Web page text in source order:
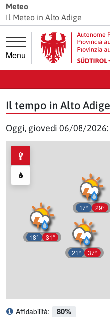
Vai direttamente alla
Vai direttamente al contenuto
Meteo
Il Meteo in Alto Adige
Menu
Il tempo in Alto Adige
Oggi, giovedì 06/08/
18° 31°
17° 29°
21° 37°
Affidabilità: 80%